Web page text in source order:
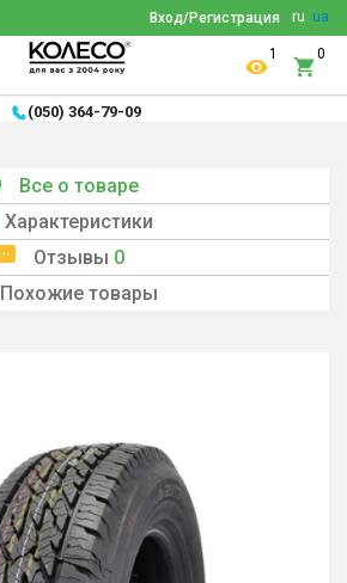
ru ua
Вход/Регистрация
1 0
(050) 364-79-09
Все о товаре
Характеристики
Отзывы 0
Похожие товары